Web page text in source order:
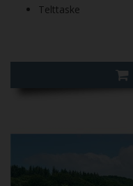
Telttaske